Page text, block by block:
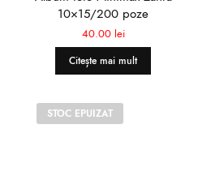
10×15/200 poze
40.00 lei
Citește mai mult
STOC EPUIZAT